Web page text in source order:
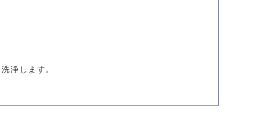
浄します。